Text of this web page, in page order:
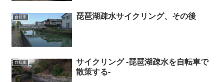
自転車 琵琶湖疎水サイクリング、その後
自転車
サイクリング -琵琶湖疎水を自転車で
散策する-